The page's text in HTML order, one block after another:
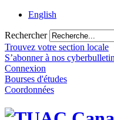
English
Rechercher
Trouvez votre section locale
S’abonner à nos
Connexion
Bourses d'études
Coordonnées